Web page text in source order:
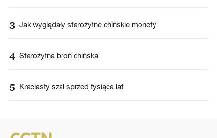
3 Jak wyglądały starożytne chińskie monety
4 Starożytna broń chińska
5 Kraciasty szal sprzed tysiąca lat